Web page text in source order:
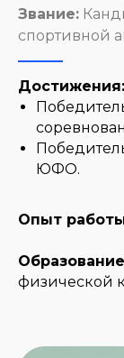
Звание:
спортивной
Достижения:
ЮФО.
Опыт
Образование
физической